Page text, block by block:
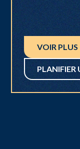
VOIR PLUS